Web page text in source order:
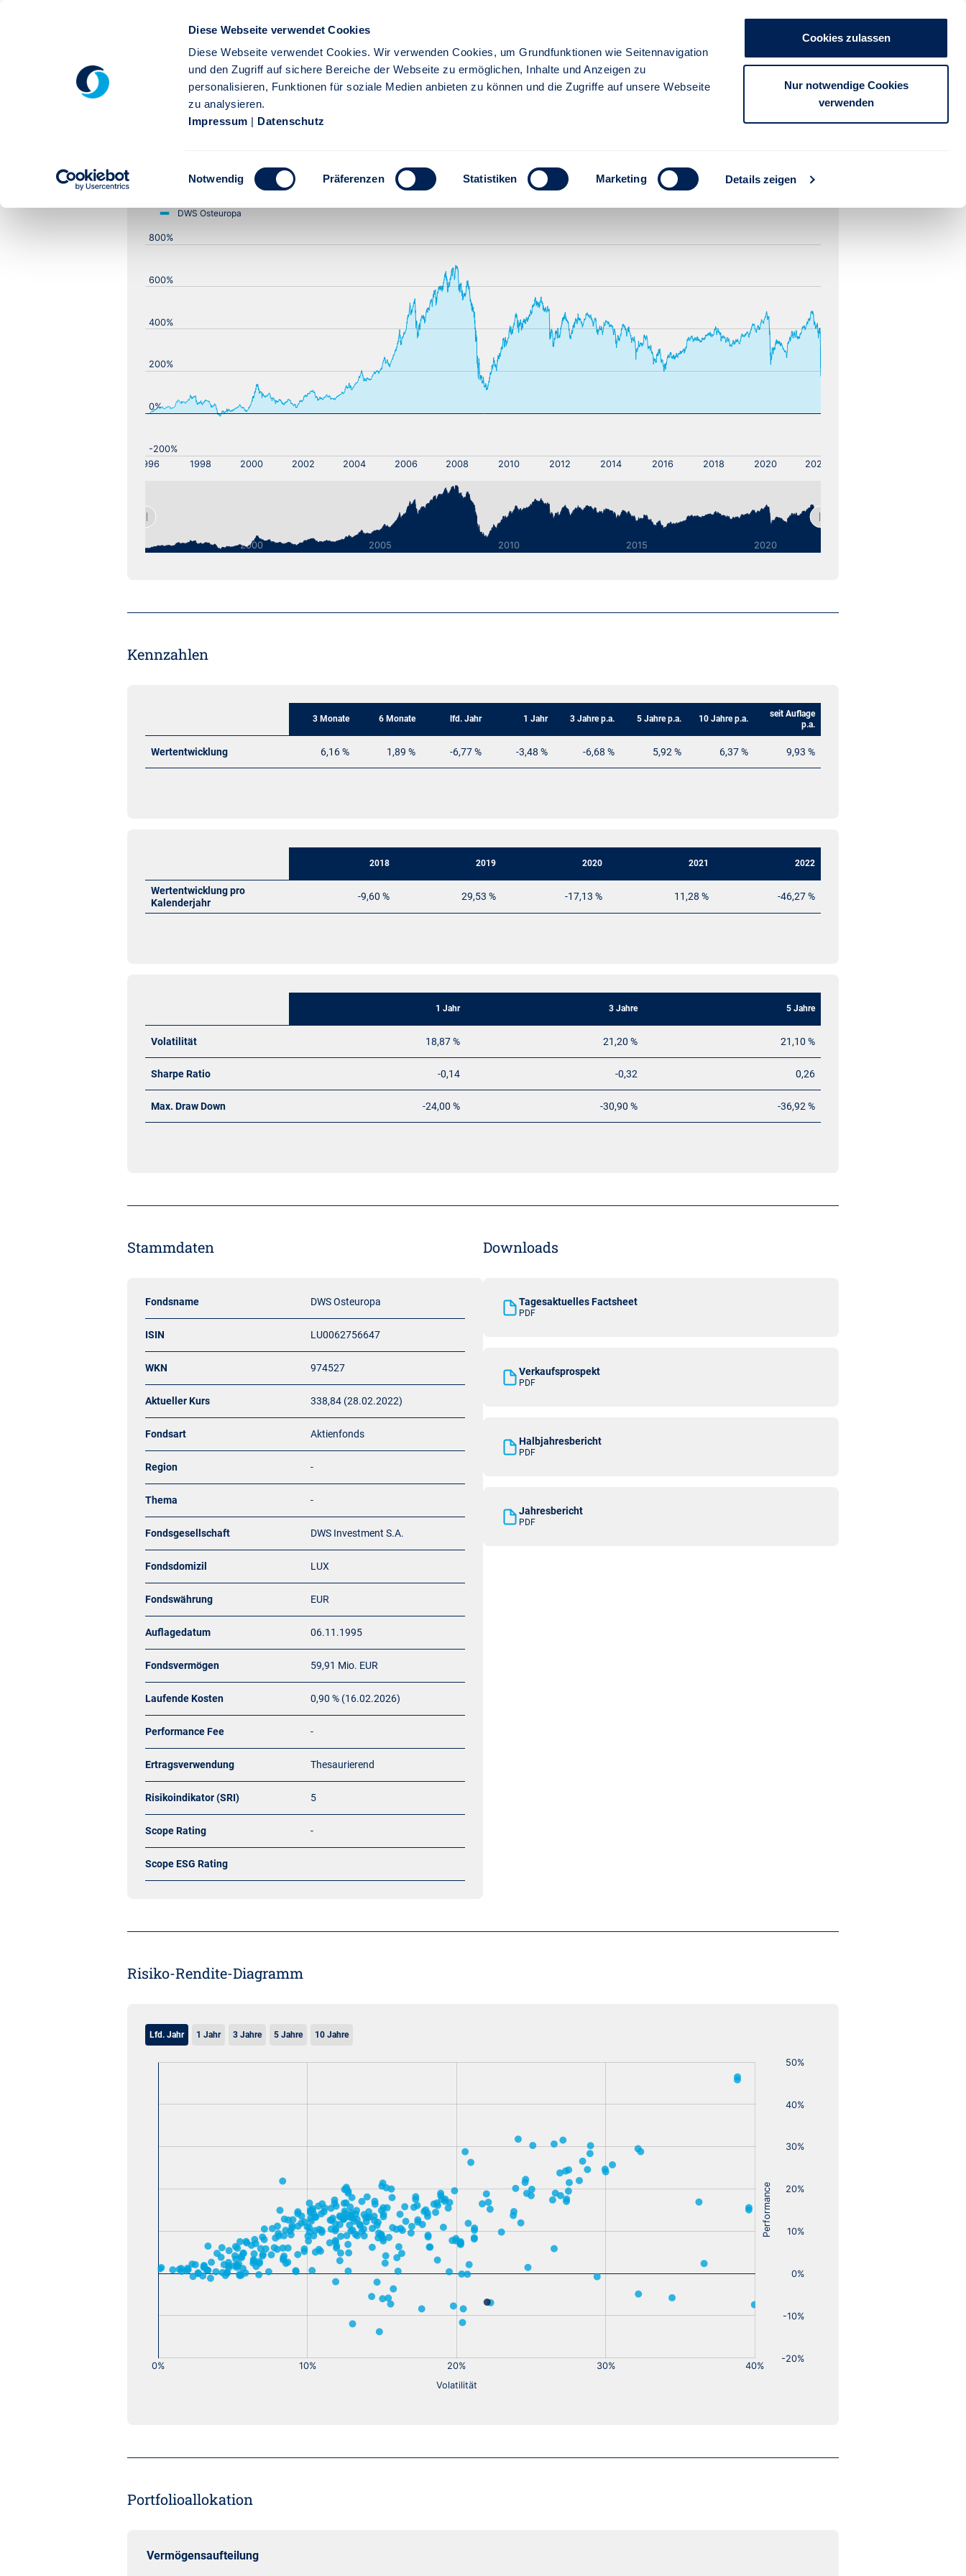
Diese Webseite verwendet Cookies
Diese Webseite verwendet Cookies. Wir verwenden Cookies, um Grundfunktionen wie Seitennavigation
und den Zugriff auf sichere Bereiche der Webseite zu ermöglichen, Inhalte und Anzeigen zu
personalisieren, Funktionen für soziale Medien anbieten zu können und die Zugriffe auf unsere Webseite
zu analysieren.
Impressum | Datenschutz
Einwilligungsauswahl
Notwendig Präferenzen Statistiken Marketing Details zeigen
Cookies zulassen
Nur notwendige Cookies
verwenden
Performance Diagramm
Lfd. Jahr 1 Jahr 3 Jahre 5 Jahre 10 Jahre seit Auflage
Kennzahlen
3 Monate 6 Monate lfd. Jahr 1 Jahr 3 Jahre p.a. 5 Jahre p.a. 10 Jahre p.a.
seit Auflage
p.a.
Wertentwicklung 6,16 % 1,89 % -6,77 % -3,48 % -6,68 % 5,92 % 6,37 % 9,93 %
2018 2019 2020 2021 2022
Wertentwicklung pro
Kalenderjahr
-9,60 % 29,53 % -17,13 % 11,28 % -46,27 %
1 Jahr 3 Jahre 5 Jahre
Volatilität 18,87 % 21,20 % 21,10 %
Sharpe Ratio -0,14 -0,32 0,26
Max. Draw Down -24,00 % -30,90 % -36,92 %
Stammdaten
Fondsname DWS Osteuropa
ISIN LU0062756647
WKN 974527
Aktueller Kurs 338,84 (28.02.2022)
Fondsart Aktienfonds
Region -
Thema -
Fondsgesellschaft DWS Investment S.A.
Fondsdomizil LUX
Fondswährung EUR
Auflagedatum 06.11.1995
Fondsvermögen 59,91 Mio. EUR
Laufende Kosten 0,90 % (16.02.2026)
Performance Fee -
Ertragsverwendung Thesaurierend
Risikoindikator (SRI) 5
Scope Rating -
Scope ESG Rating
Downloads
Tagesaktuelles Factsheet
PDF
Verkaufsprospekt
PDF
Halbjahresbericht
PDF
Jahresbericht
PDF
Risiko-Rendite-Diagramm
Lfd. Jahr 1 Jahr 3 Jahre 5 Jahre 10 Jahre
Portfolioallokation
Vermögensaufteilung